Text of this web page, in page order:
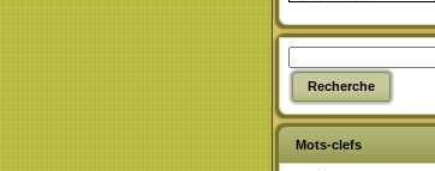
Mots-clefs